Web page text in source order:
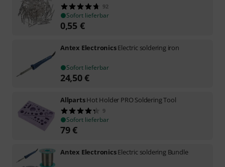
92
Sofort lieferbar
0,55 €
Antex ElectronicsElectric soldering iron
Sofort lieferbar
24,50€
AllpartsHot Holder PRO Soldering Tool
9
Sofort lieferbar
79€
Antex ElectronicsElectric soldering Bundle